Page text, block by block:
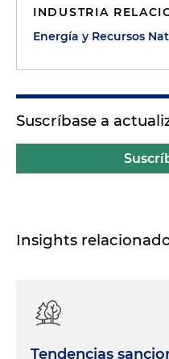
INDUSTRIA
Energía y Recursos
Suscríbase a
Insights
Tendencias